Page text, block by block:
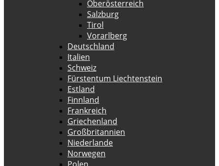
Oberösterreich
Salzburg
Tirol
Vorarlberg
Deutschland
Italien
Schweiz
Fürstentum Liechtenstein
Estland
Finnland
Frankreich
Griechenland
Großbritannien
Niederlande
Norwegen